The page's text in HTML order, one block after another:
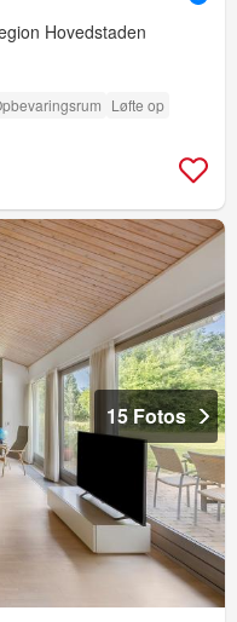
Hovedstaden
Løfte op
15 Fotos